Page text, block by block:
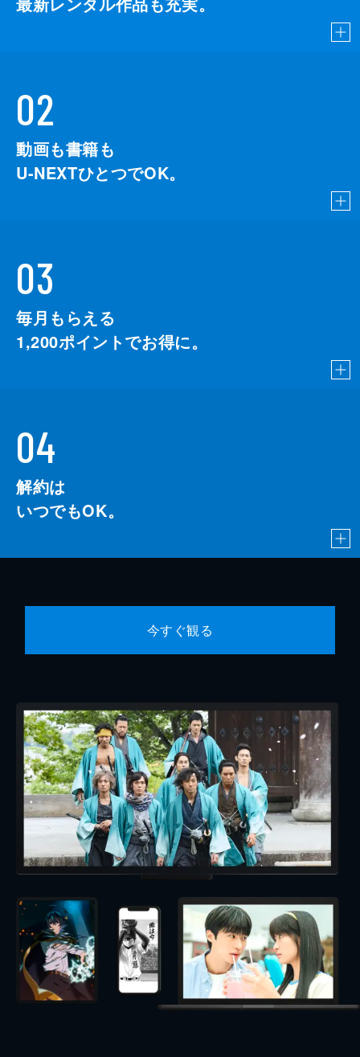
02
動画も書籍も
U-NEXTひとつでOK。
03
毎月もらえる
1,200ポイントでお得に。
04
解約は
いつでもOK。
今すぐ観る